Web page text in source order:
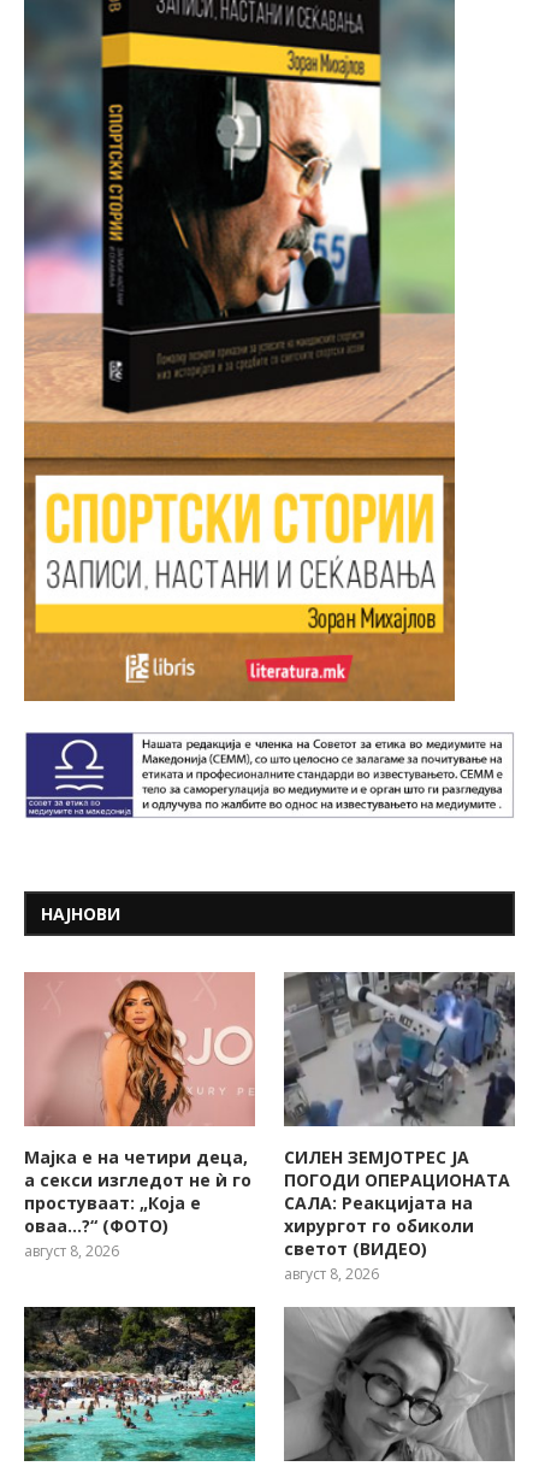
НАЈНОВИ
Мајка е на четири деца,
а секси изгледот не ѝ го
простуваат: „Која е
оваа…?“ (ФОТО)
август 8, 2026
СИЛЕН ЗЕМЈОТРЕС ЈА
ПОГОДИ ОПЕРАЦИОНАТА
САЛА: Реакцијата на
хирургот го обиколи
светот (ВИДЕО)
август 8, 2026